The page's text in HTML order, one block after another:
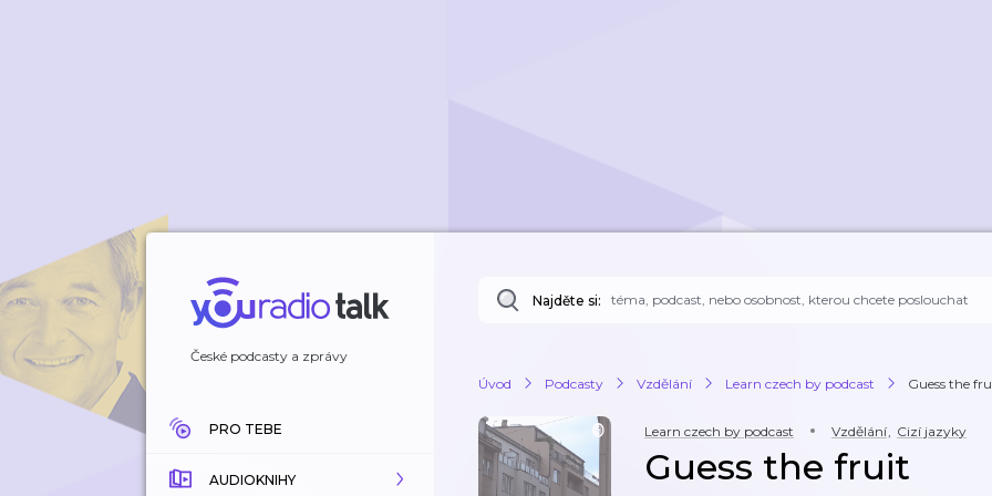
České podcasty a zprávy
PRO TEBE
AUDIOKNIHY
Najděte si:
Úvod Podcasty Vzdělání Learn czech by podcast Guess the
Learn czech by podcast Vzdělání, Cizí jazyky
Guess the fruit